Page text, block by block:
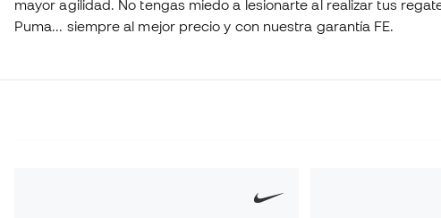
mayor agilidad. No tengas miedo a lesionarte al realizar tus
Puma... siempre al mejor precio y con nuestra garantía FE.